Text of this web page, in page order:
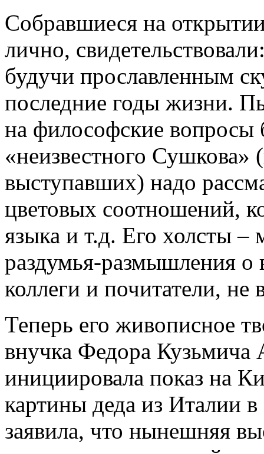
Собравшиеся на
лично,
будучи прославленным
последние годы жизни.
на философские вопросы
«неизвестного Сушкова»
выступавших) надо
цветовых соотношений,
языка и т.д. Его холсты –
раздумья-размышления о
коллеги и почитатели,
Теперь его живописное
внучка Федора Кузьмича
инициировала показ на
картины деда из Италии
заявила, что нынешняя